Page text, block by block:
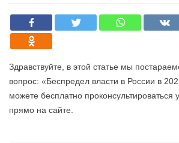
Здравствуйте, в этой статье мы
вопрос: «Беспредел власти в России в
можете бесплатно проконсультироваться
прямо на сайте.